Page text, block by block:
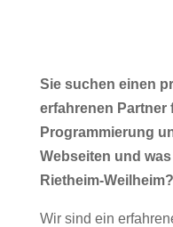
Sie suchen einen
erfahrenen Partner
Programmierung
Webseiten und
Rietheim-Weilheim?
Wir sind ein